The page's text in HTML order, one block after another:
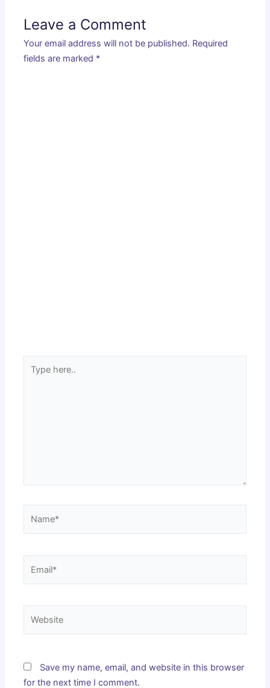
Leave a Comment
Your email address will not be published. Required
fields are marked *
here..
Save my name, email, and website in this browser
for the next time I comment.